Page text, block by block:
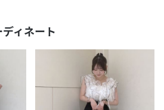
ィネート